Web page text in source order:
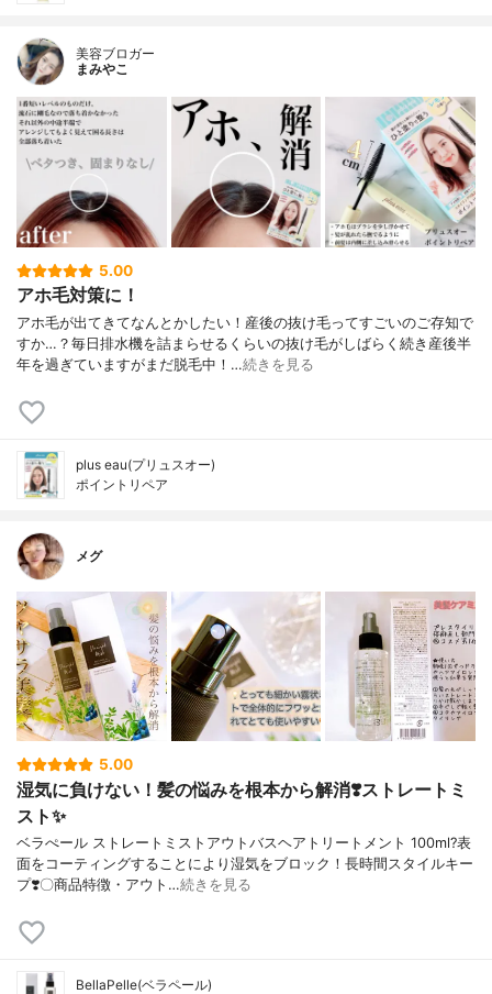
美容ブロガー
まみやこ
5.00
アホ毛対策に！
アホ毛が出てきてなんとかしたい！⁡産後の抜け毛ってすごいのご存知で
すか…？毎日排水機を詰まらせるくらいの抜け毛がしばらく続き産後半
年を過ぎていますがまだ脱毛中！…続きを見る
plus eau(プリュスオー)
ポイントリペア
メグ
5.00
湿気に負けない！髪の悩みを根本から解消❣️ストレートミ
スト✨
ベラぺール ストレートミストアウトバスヘアトリートメント 100ml?表
面をコーティングすることにより湿気をブロック！長時間スタイルキー
プ❣️〇商品特徴・アウト…続きを見る
BellaPelle(ベラペール)